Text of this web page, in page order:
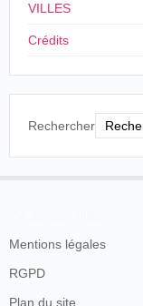
VILLES
Crédits
Rechercher
Mentions légales
RGPD
Plan du site